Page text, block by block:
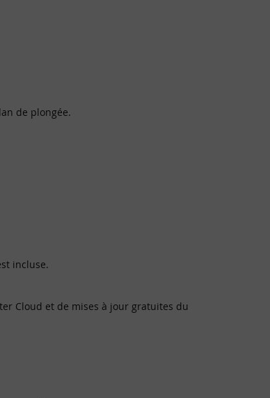
de plongée.
incluse.
Cloud et de mises à jour gratuites du